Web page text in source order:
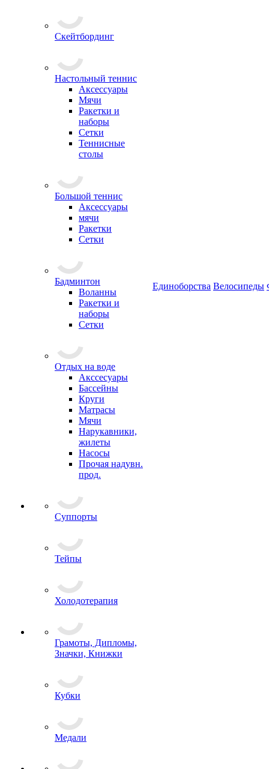
Скейтбординг
Настольный теннис
Аксессуары
Мячи
Ракетки и
наборы
Сетки
Теннисные
столы
Большой теннис
Аксессуары
мячи
Ракетки
Сетки
Бадминтон
Воланны
Ракетки и
наборы
Сетки
Отдых на воде
Акссесуары
Бассейны
Круги
Матрасы
Мячи
Нарукавники,
жилеты
Насосы
Прочая надувн.
прод.
Суппорты
Тейпы
Холодотерапия
Грамоты, Дипломы,
Значки, Книжки
Кубки
Медали
Единоборства Велосипеды